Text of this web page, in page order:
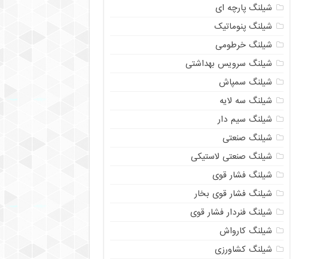
شیلنگ پارچه ای
شیلنگ پنوماتیک
شیلنگ خرطومی
شیلنگ سرویس بهداشتی
شیلنگ سمپاش
شیلنگ سه لایه
شیلنگ سیم دار
شیلنگ صنعتی
شیلنگ صنعتی لاستیکی
شیلنگ فشار قوی
شیلنگ فشار قوی بخار
شیلنگ فنردار فشار قوی
شیلنگ کارواش
شیلنگ کشاورزی